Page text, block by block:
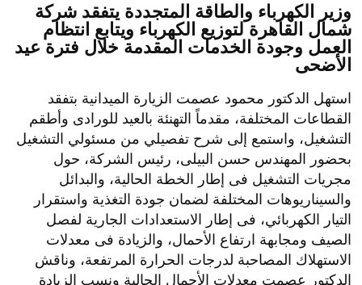
وزير الكهرباء والطاقة المتجددة يتفقد شركة
شمال القاهرة لتوزيع الكهرباء ويتابع انتظام
العمل وجودة الخدمات المقدمة خلال فترة عيد
الأضحى
استهل الدكتور محمود عصمت الزيارة الميدانية بتفقد
القطاعات المختلفة، مقدماً التهنئة بالعيد للورادى وأطقم
التشغيل، واستمع إلى شرح تفصيلي من مسئولي التشغيل
بحضور المهندس حسن البيلى، رئيس الشركة، حول
مجريات التشغيل فى إطار الخطة الحالية، والبدائل
والسيناريوهات المختلفة لضمان جودة التغذية واستقرار
التيار الكهربائي، فى إطار الاستعدادات الجارية لفصل
الصيف ومجابهة ارتفاع الأحمال، والزيادة فى معدلات
الاستهلاك المصاحبة لدرجات الحرارة المرتفعة، وناقش
الدكتور عصمت معدلات الأحمال الحالية ونسب الزيادة